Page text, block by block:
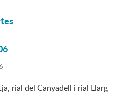
rial del Canyadell i rial Llarg